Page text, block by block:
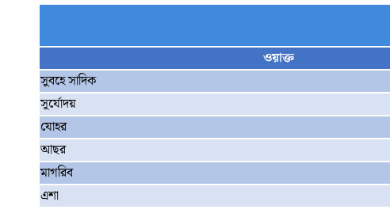
ওয়াক্ত
সুবহে সাদিক
সূর্যোদয়
যোহর
আছর
মাগরিব
এশা